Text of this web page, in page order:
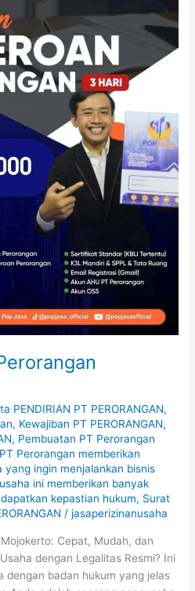
PENDIRIAN PT PERORANGAN,
, Kewajiban PT PERORANGAN,
, Pembuatan PT Perorangan
PT Perorangan memberikan
yang ingin menjalankan bisnis
ini memberikan banyak
kepastian hukum, Surat
/jasaperizinanusaha
Cepat, Mudah, dan
dengan Legalitas Resmi? Ini
dengan badan hukum yang jelas